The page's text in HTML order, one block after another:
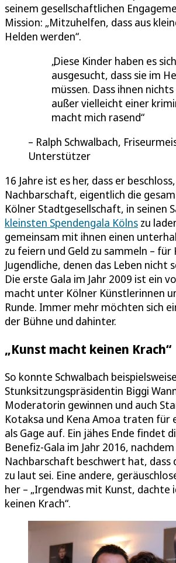
seinem gesellschaftlichen
Mission: „Mitzuhelfen, dass aus
Helden werden“.
Diese Kinder haben es
ausgesucht, dass sie im
müssen. Dass ihnen
außer vielleicht einer
macht mich rasend
Ralph Schwalbach,
Unterstützer
16 Jahre ist es her, dass er
Nachbarschaft, eigentlich die
Kölner Stadtgesellschaft, in seinen
kleinsten Spendengala Kölns zu
gemeinsam mit ihnen einen
zu feiern und Geld zu sammeln – für
Jugendliche, denen das Leben nicht
Die erste Gala im Jahr 2009 ist ein
macht unter Kölner Künstlerinnen
Runde. Immer mehr möchten sich
der Bühne und dahinter.
„Kunst macht keinen Krach“
So konnte Schwalbach beispielsweise
Stunksitzungspräsidentin Biggi
Moderatorin gewinnen und auch
Kotaksa und Kena Amoa traten für
als Gage auf. Ein jähes Ende findet
Benefiz-Gala im Jahr 2016, nachdem
Nachbarschaft beschwert hat, dass
zu laut sei. Eine andere,
her – „Irgendwas mit Kunst, dachte
keinen Krach“.